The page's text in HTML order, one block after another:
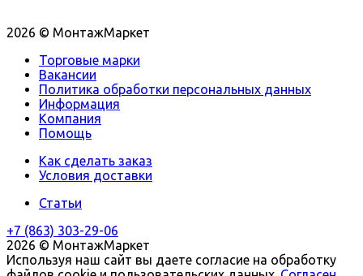
2026 © МонтажМаркет
Торговые марки
Вакансии
Политика обработки персональных данных
Информация
Компания
Помощь
Как сделать заказ
Условия доставки
Статьи
+7 (863) 303-29-06
2026 © МонтажМаркет
Используя наш сайт вы даете согласие на обработку